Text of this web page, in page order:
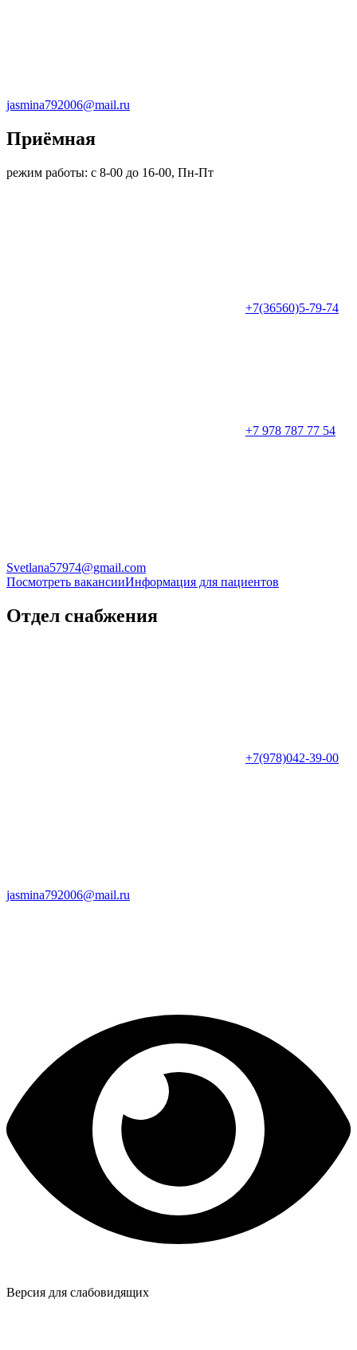
jasmina792006@mail.ru
Приёмная
режим работы: c 8-00 до 16-00, Пн-Пт
+7(36560)5-79-74
+7 978 787 77 54
Svetlana57974@gmail.com
Посмотреть вакансииИнформация для пациентов
Отдел снабжения
+7(978)042-39-00
jasmina792006@mail.ru
Версия для слабовидящих